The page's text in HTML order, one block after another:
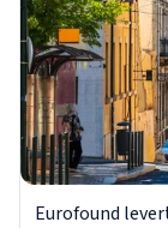
Eurofound